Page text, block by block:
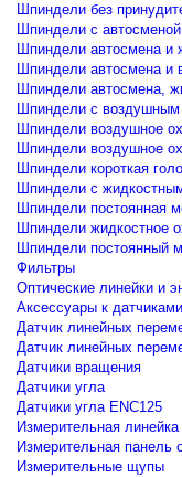
Шпиндели без
Шпиндели с автосменой
Шпиндели автосмена и
Шпиндели автосмена и
Шпиндели автосмена,
Шпиндели с
Шпиндели воздушное
Шпиндели воздушное
Шпиндели короткая
Шпиндели с
Шпиндели постоянная
Шпиндели жидкостное
Шпиндели постоянный
Фильтры
Оптические линейки и
Аксессуары к
Датчик линейных
Датчик линейных
Датчики вращения
Датчики угла
Датчики угла ENC125
Измерительная линейка
Измерительная панель
Измерительные щупы